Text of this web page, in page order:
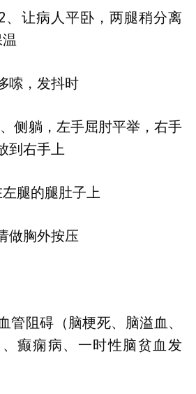
、让病人平卧，两腿稍分离
嗦，发抖时
侧躺，左手屈肘平举，右手
到右手上
腿的腿肚子上
做胸外按压
管阻碍（脑梗死、脑溢血、
癫痫病、一时性脑贫血发